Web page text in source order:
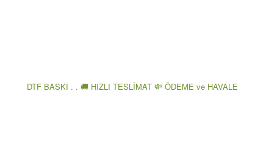
DTF BASKI . . 🚚 HIZLI TESLİMAT 💸 ÖDEME ve HAVALE